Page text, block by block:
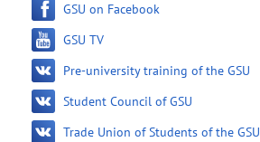
GSU on Facebook
GSU TV
Pre-university training of the GSU
Student Council of GSU
Trade Union of Students of the GSU